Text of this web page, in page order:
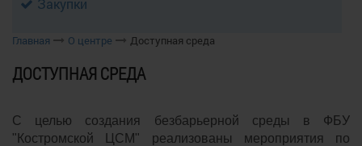
Закупки
Главная О центре Доступная среда
ДОСТУПНАЯ СРЕДА
С целью создания безбарьерной среды в ФБУ
"Костромской ЦСМ" реализованы мероприятия по